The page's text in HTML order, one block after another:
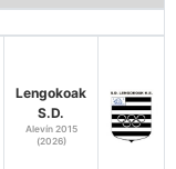
Lengokoak
S.D.
Alevín 2015
(2026)